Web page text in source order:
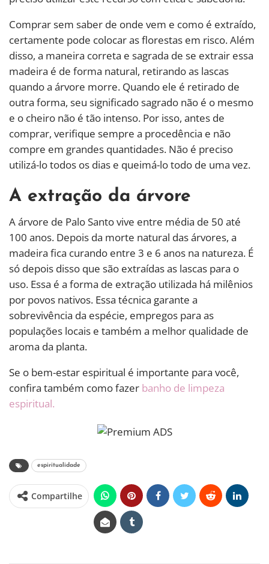
Comprar sem saber de onde vem e como é extraído,
certamente pode colocar as florestas em risco. Além
disso, a maneira correta e sagrada de se extrair essa
madeira é de forma natural, retirando as lascas
quando a árvore morre. Quando ele é retirado de
outra forma, seu significado sagrado não é o mesmo
e o cheiro não é tão intenso. Por isso, antes de
comprar, verifique sempre a procedência e não
compre em grandes quantidades. Não é preciso
utilizá-lo todos os dias e queimá-lo todo de uma vez.
A extração da árvore
A árvore de Palo Santo vive entre média de 50 até
100 anos. Depois da morte natural das árvores, a
madeira fica curando entre 3 e 6 anos na natureza. É
só depois disso que são extraídas as lascas para o
uso. Essa é a forma de extração utilizada há milênios
por povos nativos. Essa técnica garante a
sobrevivência da espécie, empregos para as
populações locais e também a melhor qualidade de
aroma da planta.
Se o bem-estar espiritual é importante para você,
confira também como fazer banho de limpeza
espiritual.
espiritualidade
Compartilhe